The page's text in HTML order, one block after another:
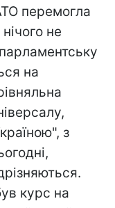
перемогла
не
на
з
курс на